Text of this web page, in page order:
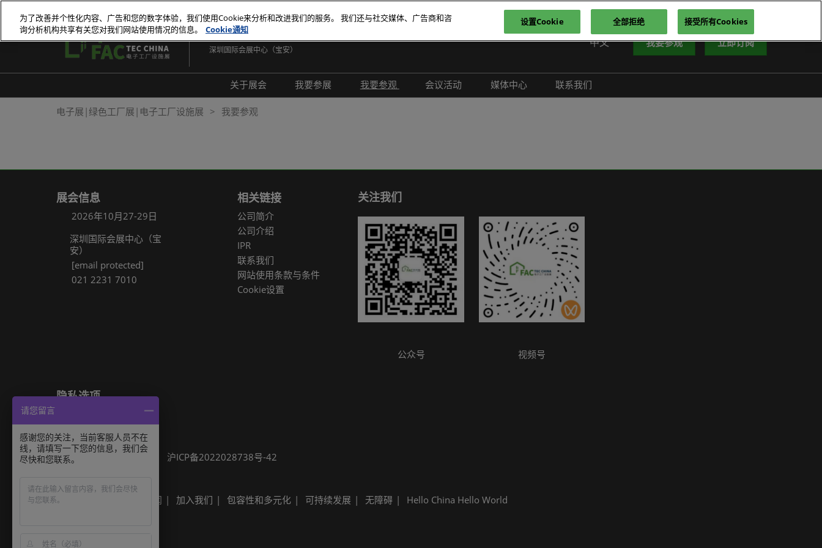
接
跳
容
2026年10月27-29日
深圳国际会展中心（宝安）
中文
English
Tiếng Việt
我要参观 立即订阅
关于展会
展会介绍
我要参展
商务配对
我要参观
组团参观
观众增值服务
智慧会刊
展商名录
展品名录
参观指南
会议活动
行业活动
媒体中心
合作媒体
联系我们
电子展|绿色工厂展|电子工厂设施展 我要参观
展会信息
2026年10月27-29日
深圳国际会展中心（宝
安）
[email protected]
021 2231 7010
相关链接
公司简介
公司介绍
IPR
联系我们
网站使用条款与条件
Cookie设置
关注我们
公众号 视频号
隐私选项
Cookie政策
展会信息
可持续发展 沪ICP备2022028738号-42
Built by RX
其他励展展会 励展新闻 加入我们 包容性和多元化 可持续发展 无障碍 Hello China Hello World
请您留言
感谢您的关注，当前客服人员不在
线，请填写一下您的信息，我们会
尽快和您联系。
为了改善并个性化内容、广告和您的数字体验，我们使用Cookie来分析和改进我们的服务。 我们还与社交媒体、广告商和咨
询分析机构共享有关您对我们网站使用情况的信息。
Cookie通知
设置Cookie 全部拒绝 接受所有Cookies